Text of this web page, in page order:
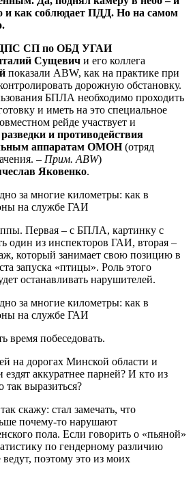
и как соблюдает ПДД. Но на самом
ДПС СП по ОБД УГАИ
Сущевич и его коллега
показали ABW, как на практике при
дорожную обстановку.
БПЛА необходимо проходить
и иметь на это специальное
рейде участвует и
и противодействия
аппаратам ОМОН(отряд
– Прим. ABW)
Яковенко.
Первая – с БПЛА, картинку с
один из инспекторов ГАИ, вторая –
который занимает свою позицию в
запуска «птицы». Роль этого
останавливать нарушителей.
время побеседовать.
на дорогах Минской области и
аккуратнее парней? И кто из
выразиться?
скажу: стал замечать, что
почему-то нарушают
пола. Если говорить о «пьяной»
по гендерному различию
поэтому это из моих